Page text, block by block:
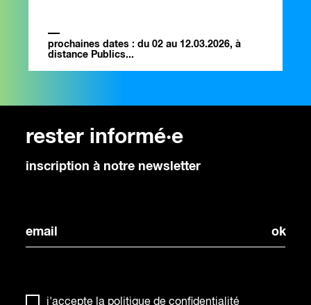
prochaines dates : du 02 au 12.03.2026, à
distance Publics...
rester informé·e
inscription à notre newsletter
j'accepte la politique de confidentialité